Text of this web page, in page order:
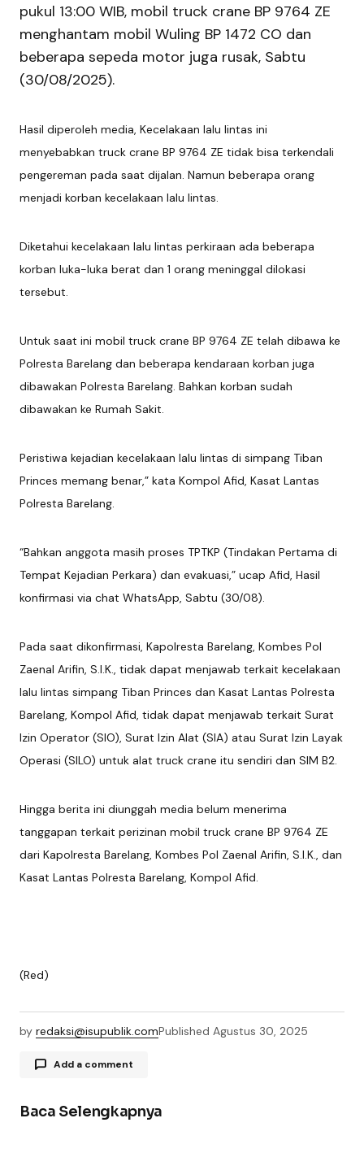
pukul 13:00 WIB, mobil truck crane BP 9764 ZE
menghantam mobil Wuling BP 1472 CO dan
beberapa sepeda motor juga rusak, Sabtu
(30/08/2025).
Hasil diperoleh media, Kecelakaan lalu lintas ini
menyebabkan truck crane BP 9764 ZE tidak bisa terkendali
pengereman pada saat dijalan. Namun beberapa orang
menjadi korban kecelakaan lalu lintas.
Diketahui kecelakaan lalu lintas perkiraan ada beberapa
korban luka-luka berat dan 1 orang meninggal dilokasi
tersebut.
Untuk saat ini mobil truck crane BP 9764 ZE telah dibawa ke
Polresta Barelang dan beberapa kendaraan korban juga
dibawakan Polresta Barelang. Bahkan korban sudah
dibawakan ke Rumah Sakit.
Peristiwa kejadian kecelakaan lalu lintas di simpang Tiban
Princes memang benar,” kata Kompol Afid, Kasat Lantas
Polresta Barelang.
“Bahkan anggota masih proses TPTKP (Tindakan Pertama di
Tempat Kejadian Perkara) dan evakuasi,” ucap Afid, Hasil
konfirmasi via chat WhatsApp, Sabtu (30/08).
Pada saat dikonfirmasi, Kapolresta Barelang, Kombes Pol
Zaenal Arifin, S.I.K., tidak dapat menjawab terkait kecelakaan
lalu lintas simpang Tiban Princes dan Kasat Lantas Polresta
Barelang, Kompol Afid, tidak dapat menjawab terkait Surat
Izin Operator (SIO), Surat Izin Alat (SIA) atau Surat Izin Layak
Operasi (SILO) untuk alat truck crane itu sendiri dan SIM B2.
Hingga berita ini diunggah media belum menerima
tanggapan terkait perizinan mobil truck crane BP 9764 ZE
dari Kapolresta Barelang, Kombes Pol Zaenal Arifin, S.I.K., dan
Kasat Lantas Polresta Barelang, Kompol Afid.
(Red)
by redaksi@isupublik.comPublished Agustus 30, 2025
Add a comment
Baca Selengkapnya